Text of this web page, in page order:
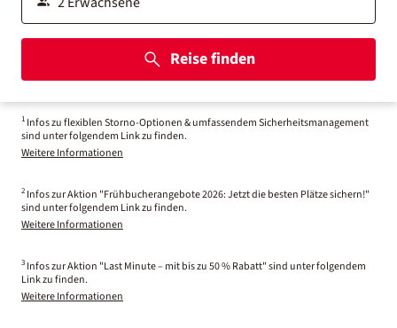
Reise finden
1 Infos zu flexiblen Storno-Optionen & umfassendem Sicherheitsmanagement
sind unter folgendem Link zu finden.
Weitere Informationen
2 Infos zur Aktion "Frühbucherangebote 2026: Jetzt die besten Plätze sichern!"
sind unter folgendem Link zu finden.
Weitere Informationen
3 Infos zur Aktion "Last Minute – mit bis zu 50 % Rabatt" sind unter folgendem
Link zu finden.
Weitere Informationen